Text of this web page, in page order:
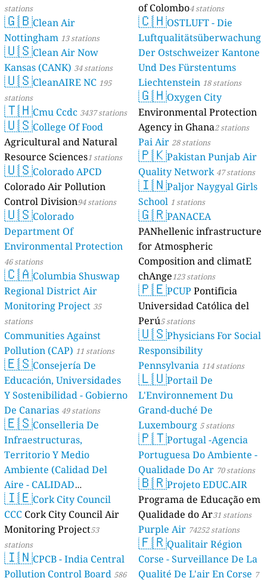
stations
🇬🇧Clean Air
Nottingham 13 stations
🇺🇸Clean Air Now
Kansas (CANK) 34 stations
🇺🇸CleanAIRE NC 195
stations
🇹🇭Cmu Ccdc 3437 stations
🇺🇸College Of Food
Agricultural and Natural
Resource Sciences1 stations
🇺🇸Colorado APCD
Colorado Air Pollution
Control Division94 stations
🇺🇸Colorado
Department Of
Environmental Protection
46 stations
🇨🇦Columbia Shuswap
Regional District Air
Monitoring Project 35
stations
Communities Against
Pollution (CAP) 11 stations
🇪🇸Consejería De
Educación, Universidades
Y Sostenibilidad - Gobierno
De Canarias 49 stations
🇪🇸Conselleria De
Infraestructuras,
Territorio Y Medio
Ambiente (Calidad Del
Aire - CALIDAD
AMBIENTAL) 23 stations
🇮🇪Cork City Council
CCC Cork City Council Air
Monitoring Project53
stations
🇮🇳CPCB - India Central
Pollution Control Board 586
of Colombo4 stations
🇨🇭OSTLUFT - Die
Luftqualitätsüberwachung
Der Ostschweizer Kantone
Und Des Fürstentums
Liechtenstein 18 stations
🇬🇭Oxygen City
Environmental Protection
Agency in Ghana2 stations
Pai Air 28 stations
🇵🇰Pakistan Punjab Air
Quality Network 47 stations
🇮🇳Paljor Naygyal Girls
School 1 stations
🇬🇷PANACEA
PANhellenic infrastructure
for Atmospheric
Composition and climatE
chAnge123 stations
🇵🇪PCUP Pontificia
Universidad Católica del
Perú5 stations
🇺🇸Physicians For Social
Responsibility
Pennsylvania 114 stations
🇱🇺Portail De
L'Environnement Du
Grand-duché De
Luxembourg 5 stations
🇵🇹Portugal -Agencia
Portuguesa Do Ambiente -
Qualidade Do Ar 70 stations
🇧🇷Projeto EDUC.AIR
Programa de Educação em
Qualidade do Ar31 stations
Purple Air 74252 stations
🇫🇷Qualitair Région
Corse - Surveillance De La
Qualité De L'air En Corse 7